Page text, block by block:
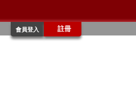
會員登入 註冊